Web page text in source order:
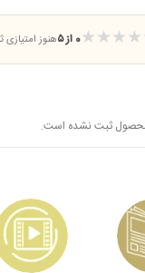
★★★★ 0 از ۵ هنوز
محصول ثبت نشده است.